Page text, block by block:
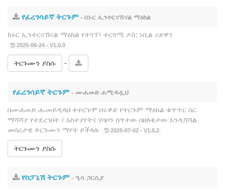
የፈረንሳይኛ ትርጉም- በኑር ኢንተርናሽናል ማዕከል
ከኑር ኢንተርናሽናል ማዕከል የተገኘ፤ ተርጓሚ ዶ/ር ነቢል ሪድዋን
2025-06-24 - V1.0.0
ትርጉሙን ያስሱ -
የፈረንሳይኛ ትርጉም- ሙሐመድ ሐሚዱሏህ
በሙሐመድ ሑመይዲላህ ተተርጉሞ በሩዋድ የትርጉም ማዕከል ቁጥጥር ስር
ማሻሻያ የተደረገበት ፤ አስተያየትና ሃሳቦን ሰጥተው በዘለቄታው እንዲሻሻል
መሰረታዊ ትርጉሙን ማየት ይችላሉ
2025-07-02 - V1.0.2
ትርጉሙን ያስሱ
የስፓኒሽ ትርጉም- ዒሳ ጋርሲያ